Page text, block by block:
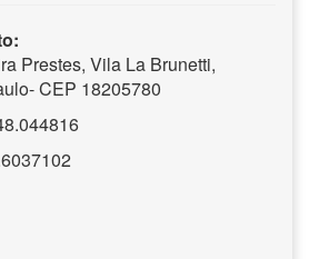
Prestes, Vila La Brunetti,
CEP 18205780